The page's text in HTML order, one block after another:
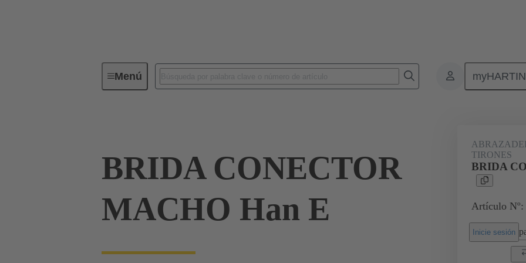
MenúConectores industriales / Han® Accesorios Más
BRIDA CONECTOR
MACHO Han E
TIRONES
BRIDA
Artículo Nº:
Inicie sesión